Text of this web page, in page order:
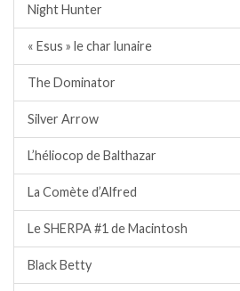
Night Hunter
« Esus » le char lunaire
The Dominator
Silver Arrow
L’héliocop de Balthazar
La Comète d’Alfred
Le SHERPA #1 de Macintosh
Black Betty